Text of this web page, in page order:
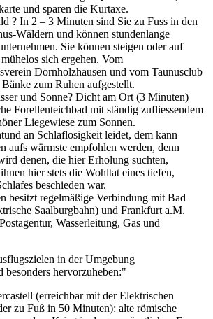
und sparen die Kurtaxe.
? In 2 – 3 Minuten sind Sie zu Fuss in den
Wäldern und können stundenlange
Sie können steigen oder auf
sich ergehen. Vom
Dornholzhausen und vom Taunusclub
zum Ruhen aufgestellt.
und Sonne? Dicht am Ort (3 Minuten)
Forellenteichbad mit ständig zufliessendem
Liegewiese zum Sonnen.
an Schlaflosigkeit leidet, dem kann
aufs wärmste empfohlen werden, denn
denen, die hier Erholung suchten,
hier stets die Wohltat eines tiefen,
beschieden war.
besitzt regelmäßige Verbindung mit Bad
Saalburgbahn) und Frankfurt a.M.
Wasserleitung, Gas und
in der Umgebung
besonders hervorzuheben:"
(erreichbar mit der Elektrischen
zu Fuß in 50 Minuten): alte römische